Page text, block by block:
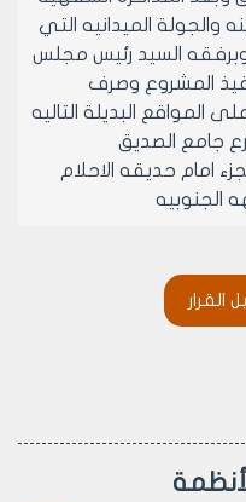
الميدانيه التي
السيد رئيس مجلس
المشروع وصرف
المواقع البديلة التاليه
القرار